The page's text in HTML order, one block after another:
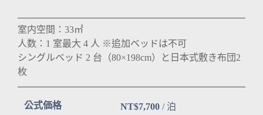
室内空間：33㎡
人数：1 室最大 4 人 ※追加ベッドは不可
シングルベッド 2 台（80×198cm）と日本式敷き布団2
枚
公式価格 NT$7,700/ 泊